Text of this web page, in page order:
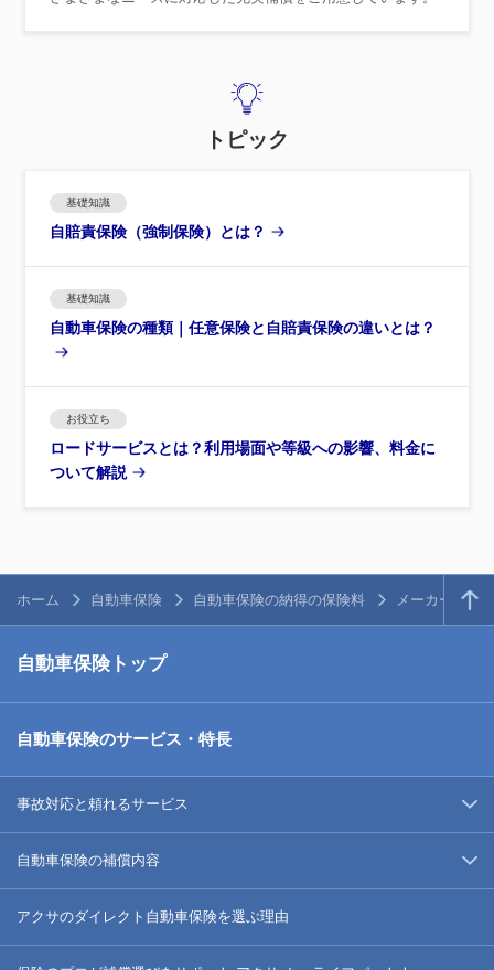
トピック
基礎知識
自賠責保険（強制保険）とは？
基礎知識
自動車保険の種類｜任意保険と自賠責保険の違いとは？
お役立ち
ロードサービスとは？利用場面や等級への影響、料金に
ついて解説
ホーム 自動車保険 自動車保険の納得の保険料 メーカー・人
自動車保険トップ
自動車保険のサービス・特長
事故対応と頼れるサービス
自動車保険の補償内容
アクサのダイレクト自動車保険を選ぶ理由